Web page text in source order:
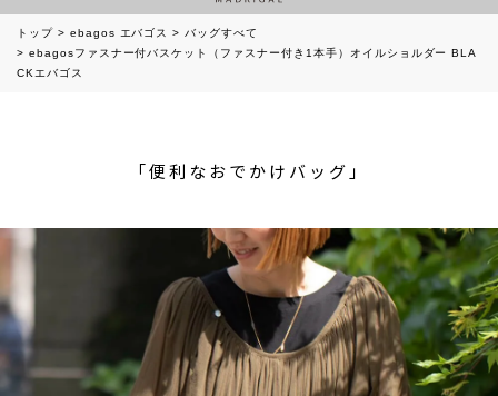
トップ ebagos エバゴス
バッグすべて
ebagosファスナー付バスケット（ファスナー付き1本手）オイルショルダー BLA
CKエバゴス
「便利なおでかけバッグ」